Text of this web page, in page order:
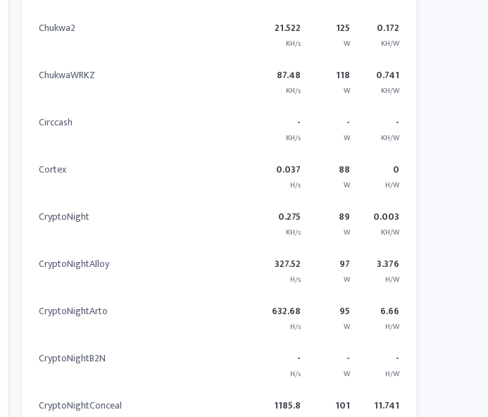
Chukwa2 21.522
KH/s
125
W
0.172
KH/W
ChukwaWRKZ 87.48
KH/s
118
W
0.741
KH/W
Circcash -
KH/s
-
W
-
KH/W
Cortex 0.037
H/s
88
W
0
H/W
CryptoNight 0.275
KH/s
89
W
0.003
KH/W
CryptoNightAlloy 327.52
H/s
97
W
3.376
H/W
CryptoNightArto 632.68
H/s
95
W
6.66
H/W
CryptoNightB2N -
H/s
-
W
-
H/W
CryptoNightConceal 1185.8 101 11.741